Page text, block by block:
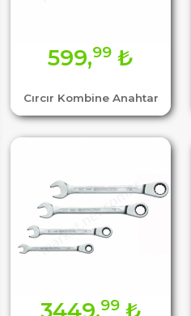
Cırcır Kombine Anahtar
599,99 ₺
99